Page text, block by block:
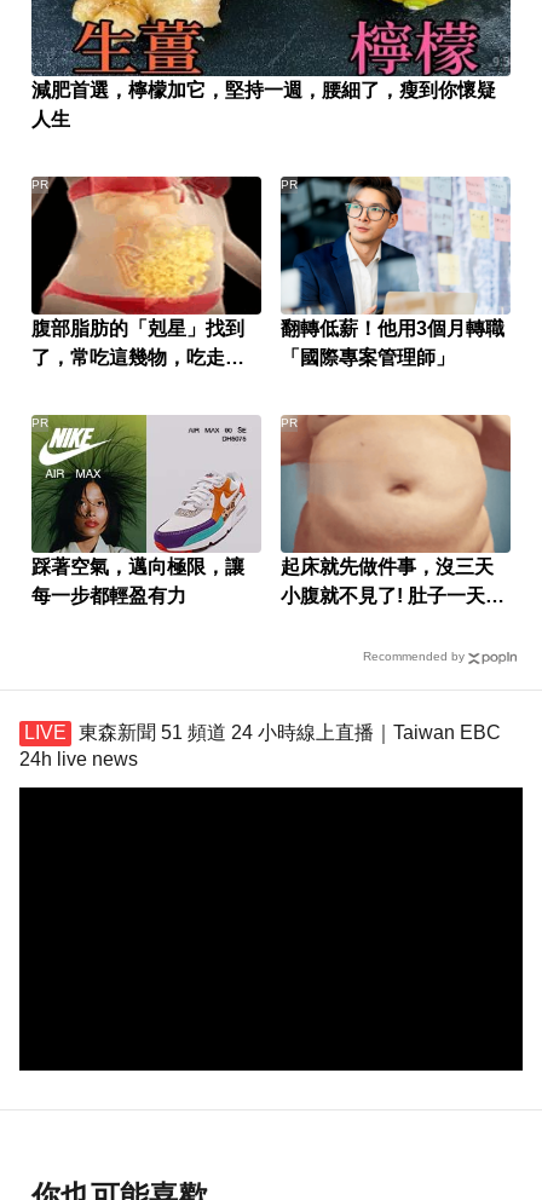
減肥首選，檸檬加它，堅持一週，腰細了，瘦到你懷疑
人生
腹部脂肪的「剋星」找到
了，常吃這幾物，吃走大
PR
翻轉低薪！他用3個月轉職
「國際專案管理師」
PR
踩著空氣，邁向極限，讓
每一步都輕盈有力
PR
起床就先做件事，沒三天
小腹就不見了! 肚子一天天
PR
Recommended by
東森新聞 51 頻道 24 小時線上直播｜Taiwan EBC
24h live news